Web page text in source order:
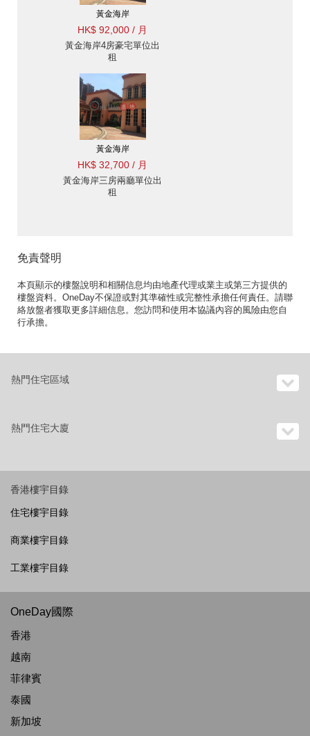
黃金海岸
HK$ 92,000 / 月
黃金海岸4房豪宅單位出
租
黃金海岸
HK$ 32,700 / 月
黃金海岸三房兩廳單位出
租
免責聲明
本頁顯示的樓盤說明和相關信息均由地產代理或業主或第三方提供的
樓盤資料。OneDay不保證或對其準確性或完整性承擔任何責任。請聯
絡放盤者獲取更多詳細信息。您訪問和使用本協議內容的風險由您自
行承擔。
熱門住宅區域
熱門住宅大廈
香港樓宇目錄
住宅樓宇目錄
商業樓宇目錄
工業樓宇目錄
OneDay國際
香港
越南
菲律賓
泰國
新加坡